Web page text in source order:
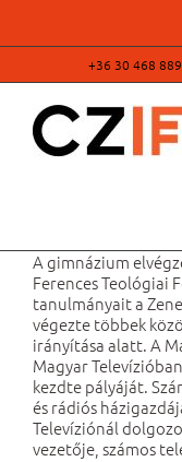
+36 30 468
A gimnázium
Ferences Teológiai
tanulmányait a
végezte többek
irányítása alatt. A
Magyar
kezdte pályáját.
és rádiós
Televíziónál
vezetője, számos